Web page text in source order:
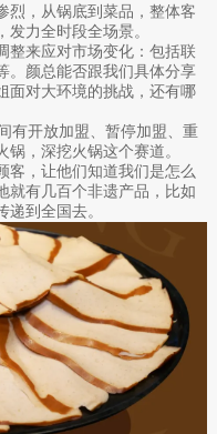
烈，从锅底到菜品，整体客
力全时段全场景。
整来应对市场变化：包括联
。颜总能否跟我们具体分享
面对大环境的挑战，还有哪
有开放加盟、暂停加盟、重
，深挖火锅这个赛道。
客，让他们知道我们是怎么
就有几百个非遗产品，比如
到全国去。